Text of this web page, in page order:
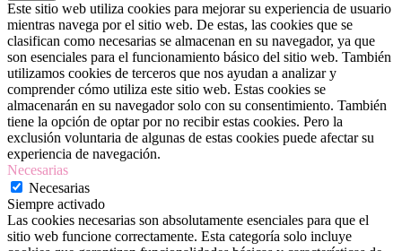
Este sitio web utiliza cookies para mejorar su experiencia de usuario
mientras navega por el sitio web. De estas, las cookies que se
clasifican como necesarias se almacenan en su navegador, ya que
son esenciales para el funcionamiento básico del sitio web. También
utilizamos cookies de terceros que nos ayudan a analizar y
comprender cómo utiliza este sitio web. Estas cookies se
almacenarán en su navegador solo con su consentimiento. También
tiene la opción de optar por no recibir estas cookies. Pero la
exclusión voluntaria de algunas de estas cookies puede afectar su
experiencia de navegación.
Necesarias
Necesarias
Siempre activado
Las cookies necesarias son absolutamente esenciales para que el
sitio web funcione correctamente. Esta categoría solo incluye